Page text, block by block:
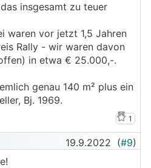
insgesamt zu teuer
waren vor jetzt 1,5 Jahren
Rally - wir waren davon
in etwa € 25.000,-.
genau 140 m² plus ein
Bj. 1969.
1
19.9.2022 (#9)